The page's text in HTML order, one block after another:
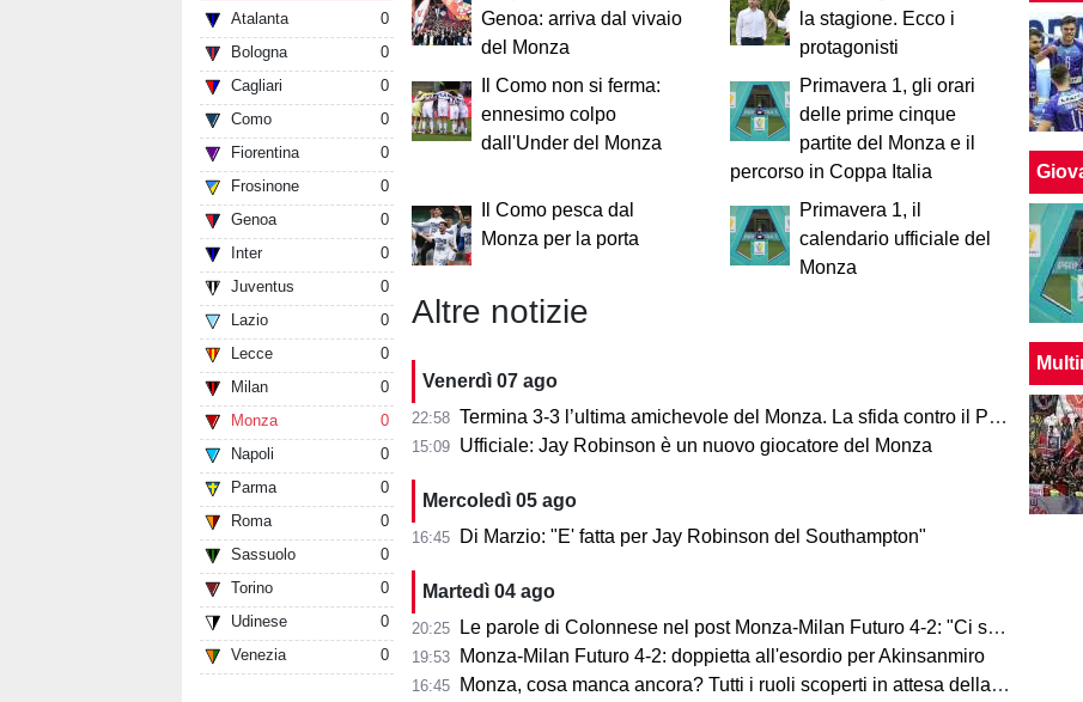
Atalanta
0
Bologna
0
Cagliari
0
Como
0
Fiorentina
0
Frosinone
0
Genoa
0
Inter
0
Juventus
0
Lazio
0
Lecce
0
Milan
0
Monza
0
Napoli
0
Parma
0
Roma
0
Sassuolo
0
Torino
0
Udinese
0
Venezia
0
Genoa: arriva dal vivaio
del Monza
la stagione. Ecco i
protagonisti
Il Como non si ferma:
ennesimo colpo
dall'Under del Monza
Primavera 1, gli orari
delle prime cinque
partite del Monza e il
percorso in Coppa Italia
Il Como pesca dal
Monza per la porta
Primavera 1, il
calendario ufficiale del
Monza
Altre notizie
Venerdì 07 ago
22:58 Termina 3-3 l’ultima amichevole del Monza. La sfida contro il Padova si concentra nella ripresa.
15:09 Ufficiale: Jay Robinson è un nuovo giocatore del Monza
Mercoledì 05 ago
16:45 Di Marzio: "E' fatta per Jay Robinson del Southampton"
Martedì 04 ago
20:25 Le parole di Colonnese nel post Monza-Milan Futuro 4-2: "Ci sentiamo importanti"
19:53 Monza-Milan Futuro 4-2: doppietta all'esordio per Akinsanmiro
16:45 Monza, cosa manca ancora? Tutti i ruoli scoperti in attesa della fine del mercato